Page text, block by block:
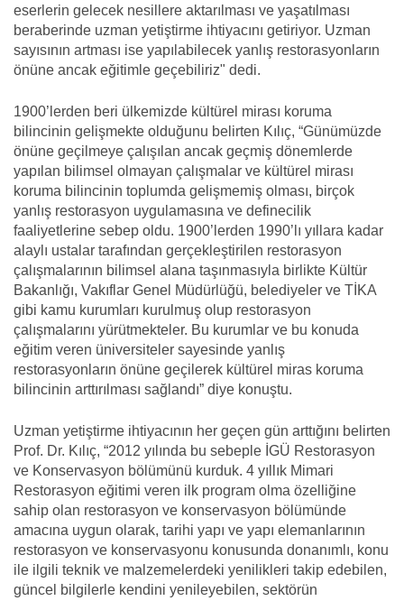
eserlerin gelecek nesillere aktarılması ve yaşatılması
beraberinde uzman yetiştirme ihtiyacını getiriyor. Uzman
sayısının artması ise yapılabilecek yanlış restorasyonların
önüne ancak eğitimle geçebiliriz" dedi.
1900’lerden beri ülkemizde kültürel mirası koruma
bilincinin gelişmekte olduğunu belirten Kılıç, “Günümüzde
önüne geçilmeye çalışılan ancak geçmiş dönemlerde
yapılan bilimsel olmayan çalışmalar ve kültürel mirası
koruma bilincinin toplumda gelişmemiş olması, birçok
yanlış restorasyon uygulamasına ve definecilik
faaliyetlerine sebep oldu. 1900’lerden 1990’lı yıllara kadar
alaylı ustalar tarafından gerçekleştirilen restorasyon
çalışmalarının bilimsel alana taşınmasıyla birlikte Kültür
Bakanlığı, Vakıflar Genel Müdürlüğü, belediyeler ve TİKA
gibi kamu kurumları kurulmuş olup restorasyon
çalışmalarını yürütmekteler. Bu kurumlar ve bu konuda
eğitim veren üniversiteler sayesinde yanlış
restorasyonların önüne geçilerek kültürel miras koruma
bilincinin arttırılması sağlandı” diye konuştu.
Uzman yetiştirme ihtiyacının her geçen gün arttığını belirten
Prof. Dr. Kılıç, “2012 yılında bu sebeple İGÜ Restorasyon
ve Konservasyon bölümünü kurduk. 4 yıllık Mimari
Restorasyon eğitimi veren ilk program olma özelliğine
sahip olan restorasyon ve konservasyon bölümünde
amacına uygun olarak, tarihi yapı ve yapı elemanlarının
restorasyon ve konservasyonu konusunda donanımlı, konu
ile ilgili teknik ve malzemelerdeki yenilikleri takip edebilen,
güncel bilgilerle kendini yenileyebilen, sektörün